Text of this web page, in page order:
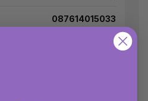
087614015033
Výživový doplnok